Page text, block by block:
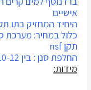
אישיים
היחיד המחזיק בתו תקן
תקן nsf
החלפת סנן : בין 10-12 חודשים בהתאם לשימוש
מידות: